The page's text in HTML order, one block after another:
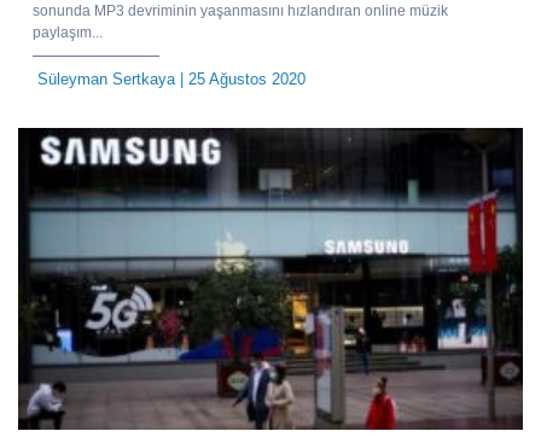
sonunda MP3 devriminin yaşanmasını hızlandıran online müzik
paylaşım...
Süleyman Sertkaya | 25 Ağustos 2020